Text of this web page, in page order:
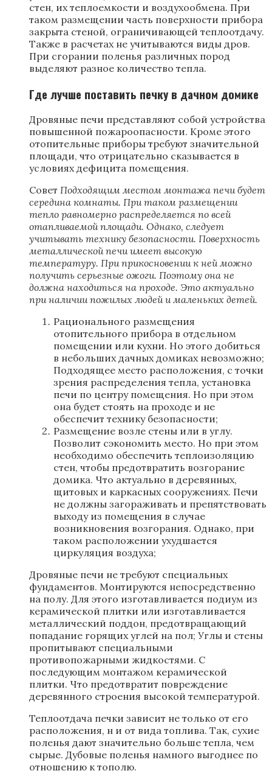
стен, их теплоемкости и воздухообмена. При
таком размещении часть поверхности прибора
закрыта стеной, ограничивающей теплоотдачу.
Также в расчетах не учитываются виды дров.
При сгорании поленья различных пород
выделяют разное количество тепла.
Где лучше поставить печку в дачном домике
Дровяные печи представляют собой устройства
повышенной пожароопасности. Кроме этого
отопительные приборы требуют значительной
площади, что отрицательно сказывается в
условиях дефицита помещения.
Совет Подходящим местом монтажа печи будет
середина комнаты. При таком размещении
тепло равномерно распределяется по всей
отапливаемой площади. Однако, следует
учитывать технику безопасности. Поверхность
металлической печи имеет высокую
температуру. При прикосновении к ней можно
получить серьезные ожоги. Поэтому она не
должна находиться на проходе. Это актуально
при наличии пожилых людей и маленьких детей.
Рационального размещения
отопительного прибора в отдельном
помещении или кухни. Но этого добиться
в небольших дачных домиках невозможно;
Подходящее место расположения, с точки
зрения распределения тепла, установка
печи по центру помещения. Но при этом
она будет стоять на проходе и не
обеспечит технику безопасности;
Размещение возле стены или в углу.
Позволит сэкономить место. Но при этом
необходимо обеспечить теплоизоляцию
стен, чтобы предотвратить возгорание
домика. Что актуально в деревянных,
щитовых и каркасных сооружениях. Печи
не должны загораживать и препятствовать
выходу из помещения в случае
возникновения возгорания. Однако, при
таком расположении ухудшается
циркуляция воздуха;
Дровяные печи не требуют специальных
фундаментов. Монтируются непосредственно
на полу. Для этого изготавливается подиум из
керамической плитки или изготавливается
металлический поддон, предотвращающий
попадание горящих углей на пол; Углы и стены
пропитывают специальными
противопожарными жидкостями. С
последующим монтажом керамической
плитки. Что предотвратит повреждение
деревянного строения высокой температурой.
Теплоотдача печки зависит не только от его
расположения, н и от вида топлива. Так, сухие
поленья дают значительно больше тепла, чем
сырые. Дубовые поленья намного выгоднее по
отношению к тополю.